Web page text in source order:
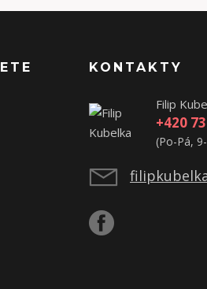
KONTAKTY
Filip
+420
(Po-Pá,